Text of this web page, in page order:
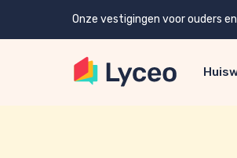
Onze vestigingen voor ouders